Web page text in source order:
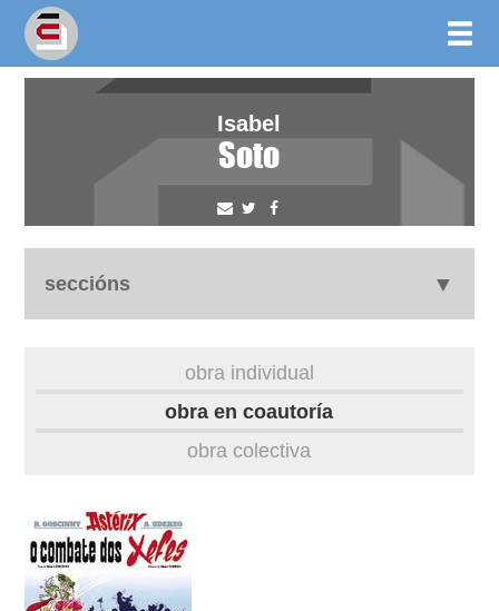
Isabel
Soto
seccións
obra individual
obra en coautoría
obra colectiva